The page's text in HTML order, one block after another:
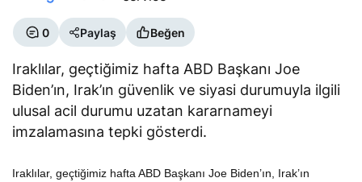
0 Paylaş Beğen
Iraklılar, geçtiğimiz hafta ABD Başkanı Joe
Biden’ın, Irak’ın güvenlik ve siyasi durumuyla ilgili
ulusal acil durumu uzatan kararnameyi
imzalamasına tepki gösterdi.
Iraklılar, geçtiğimiz hafta ABD Başkanı Joe Biden’ın, Irak’ın